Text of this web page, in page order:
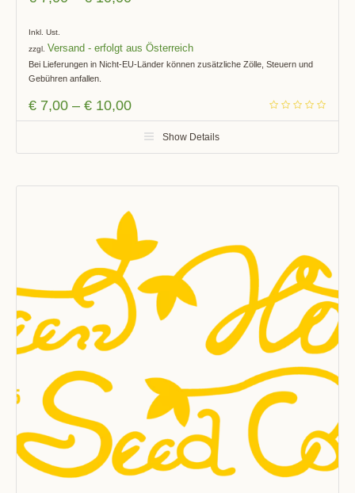
Inkl. Ust.
zzgl. Versand
Bei Lieferungen in Nicht-EU-Länder können zusätzliche Zölle, Steuern und
Gebühren anfallen.
€ 7,00 –€ 10,00
Show Details